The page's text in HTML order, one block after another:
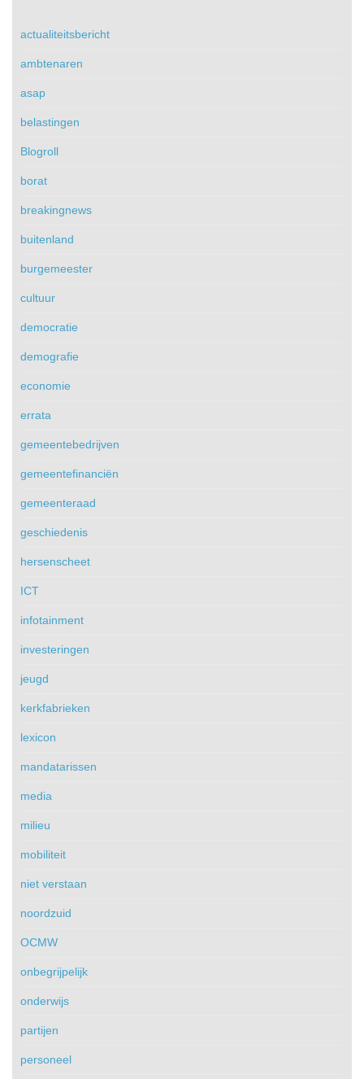
actualiteitsbericht
ambtenaren
asap
belastingen
Blogroll
borat
breakingnews
buitenland
burgemeester
cultuur
democratie
demografie
economie
errata
gemeentebedrijven
gemeentefinanciën
gemeenteraad
geschiedenis
hersenscheet
ICT
infotainment
investeringen
jeugd
kerkfabrieken
lexicon
mandatarissen
media
milieu
mobiliteit
niet verstaan
noordzuid
OCMW
onbegrijpelijk
onderwijs
partijen
personeel